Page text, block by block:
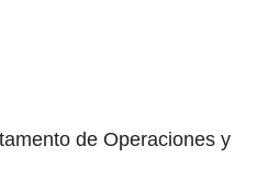
de Operaciones y